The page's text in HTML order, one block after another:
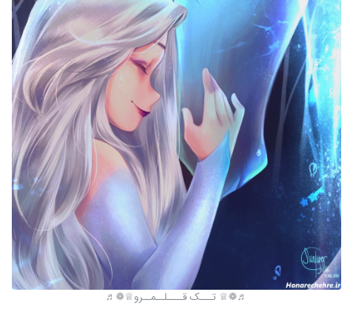
♬❁♕ تـــک قــــلــمــرو♕❁♬